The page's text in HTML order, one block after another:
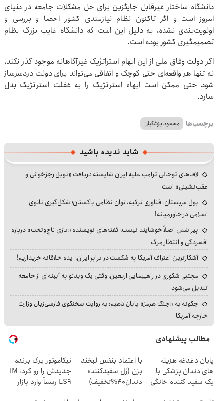
دانشگاه ساختار غیرقابل جایگزین برای حل مشکلات جامعه در دنیای
امروز است و اگر تاکنون نظام نیازمندی کشور احصا و بررسی و
اولویت‌بندی نشده، به دلیل این است که دانشگاه غایب بزرگ نظام
تصمیم‎گیری کشور بوده است.
اگر دولت وفاق ملی از این ابهام استراتژیک غیرآگاهانه موجود گذر نکند،
نه تنها هر واقعه‌ای حتی کوچک و اتفاقی می‌تواند برای دولت دردسرساز
شود حتی ممکن است ابهام استراتژیک را به غفلت استراتژیک بدل
سازد.
برچسب‌ها مسعود پزشکیان
شاید ندیده باشید
لاف‌های توخالی ترامپ علیه ایران شایسته دریافت «نوبل رجزخوانی و
عقب‌نشینی» است
پول عربستان، فناوری ترکیه، توان نظامی پاکستان؛ شکل‌گیری ناتوی
اسلامی در خاورمیانه!
پیر شدن اصلاً خوشایند نیست؛ گفته‌های نویسنده «بازی تاج‌وتخت» درباره
افسردگی و انتظار مرگ
آشکارترین اعتراف آمریکا به شکست در برابر ایران؛ ایده خلاقانه خریداریم!
مجتبی شکوری در راهپیمایی اربعین؛ وقتی یک ویدئو به آیینه‌ای از جامعه
تبدیل می‌شود
چگونه به «جنگ هرمز» پایان دهیم؛ به روایت سخنگوی فارسی‌زبان وزارت
خارجه آمریکا
مطالب پیشنهادی
پایان دغدغه هزینه
های دندان پزشکی با
پک سفید کننده خانگی
با اعتماد بنفس لبخند
بزن (ژل سفیدکننده
دندان40%تخفیف)
نیکاموتور برگ برنده
جدیدش را رو کرد، IM
LS9 رسماً وارد بازار